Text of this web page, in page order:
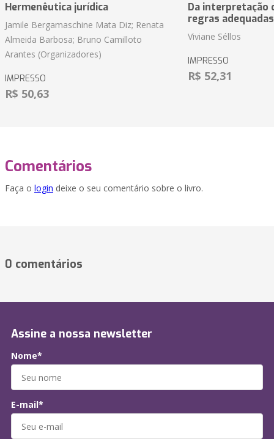
Hermenêutica jurídica
Jamile Bergamaschine Mata Diz; Renata
Almeida Barbosa; Bruno Camilloto
Arantes (Organizadores)
IMPRESSO
R$ 50,63
Da interpretação
regras
Viviane Séllos
IMPRESSO
R$ 52,31
Comentários
Faça o login deixe o seu comentário sobre o livro.
0 comentários
Assine a nossa newsletter
Nome*
E-mail*